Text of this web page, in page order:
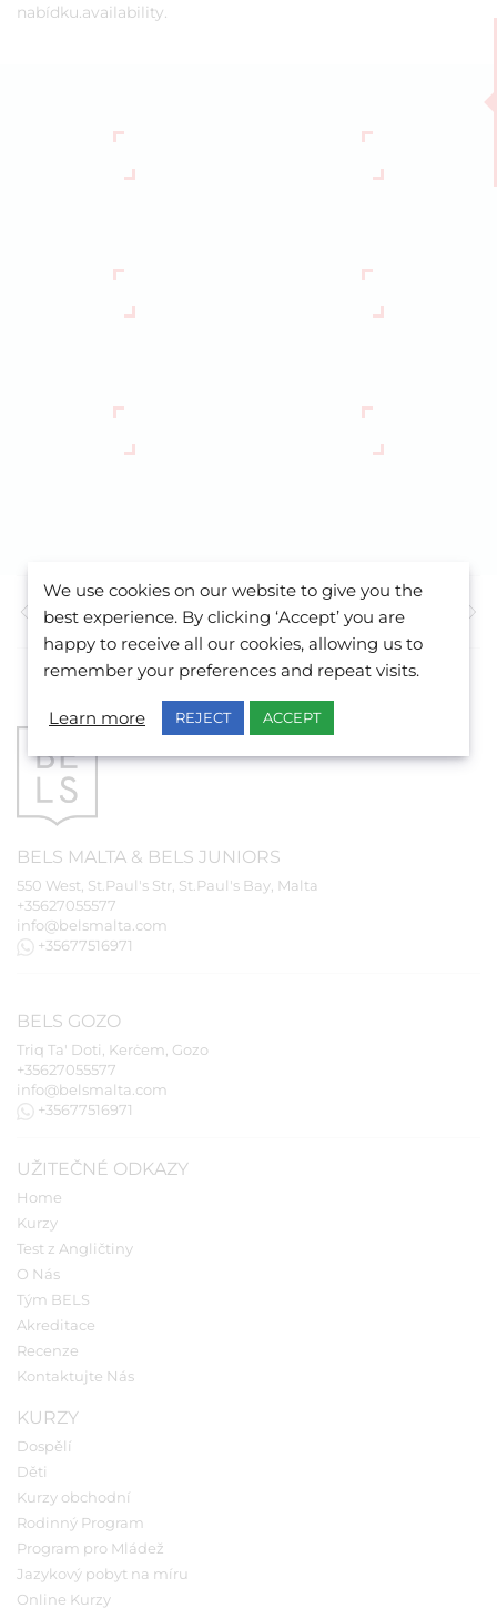
nabídku.availability.
Předchozí ubytování Další ubytování
BELS MALTA & BELS JUNIORS
550 West, St.Paul's Str, St.Paul's Bay, Malta
+35627055577
info@belsmalta.com
+35677516971
BELS GOZO
Triq Ta' Doti, Kerċem, Gozo
+35627055577
info@belsmalta.com
+35677516971
UŽITEČNÉ ODKAZY
Home
Kurzy
Test z Angličtiny
O Nás
Tým BELS
Akreditace
Recenze
Kontaktujte Nás
KURZY
Dospělí
Děti
Kurzy obchodní
Rodinný Program
Program pro Mládež
Jazykový pobyt na míru
Online Kurzy
We use cookies on our website to give you the
best experience. By clicking ‘Accept’ you are
happy to receive all our cookies, allowing us to
remember your preferences and repeat visits.
Learn more REJECT ACCEPT